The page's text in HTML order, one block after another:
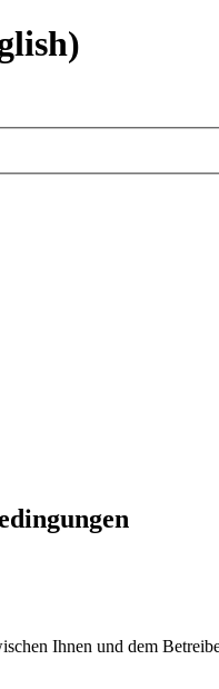
Ihnen und dem